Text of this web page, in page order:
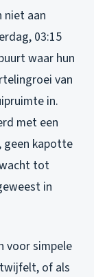
niet aan
03:15
waar hun
van
in.
met een
geen kapotte
tot
in
voor simpele
of als